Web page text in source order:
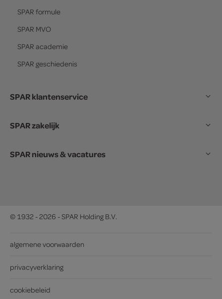
SPAR formule
SPAR MVO
SPAR academie
SPAR geschiedenis
SPAR klantenservice
SPAR zakelijk
SPAR nieuws & vacatures
© 1932 - 2026 - SPAR Holding B.V.
algemene voorwaarden
privacyverklaring
cookiebeleid